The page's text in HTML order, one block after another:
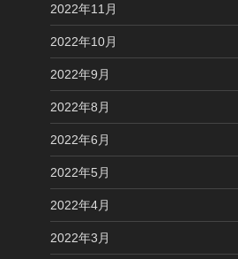
2022年11月
2022年10月
2022年9月
2022年8月
2022年6月
2022年5月
2022年4月
2022年3月